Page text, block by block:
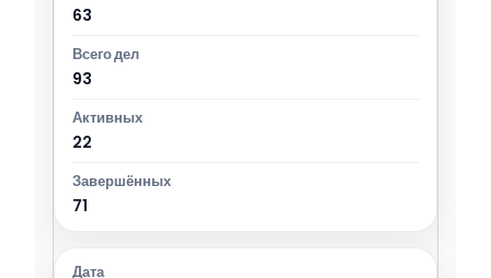
63
93
22
71